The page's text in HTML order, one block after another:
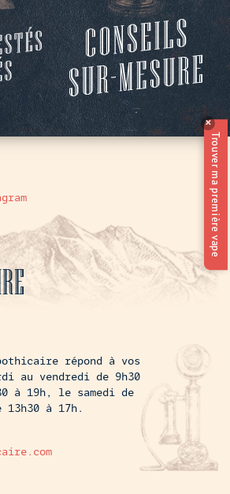
répond à vos
au vendredi de 9h30
à 19h, le samedi de
13h30 à 17h.
✕
Trouver ma première vape